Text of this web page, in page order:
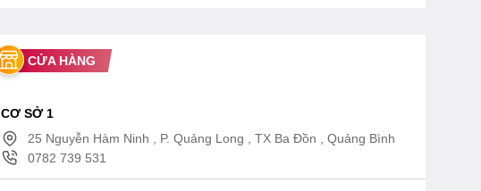
CỬA HÀNG
CƠ SỞ 1
25 Nguyễn Hàm Ninh , P. Quảng Long , TX Ba Đồn , Quảng Bình
0782 739 531